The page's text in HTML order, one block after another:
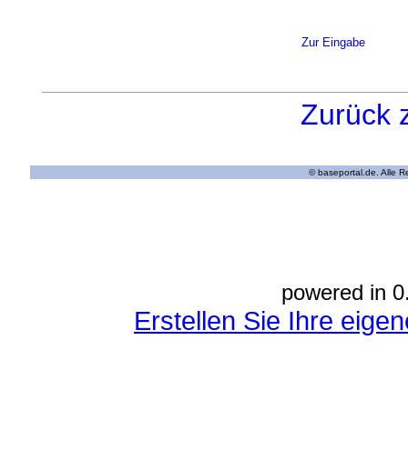
Zur Eingabe
Zurück
© baseportal.de. Alle
powered in
Erstellen Sie Ihre